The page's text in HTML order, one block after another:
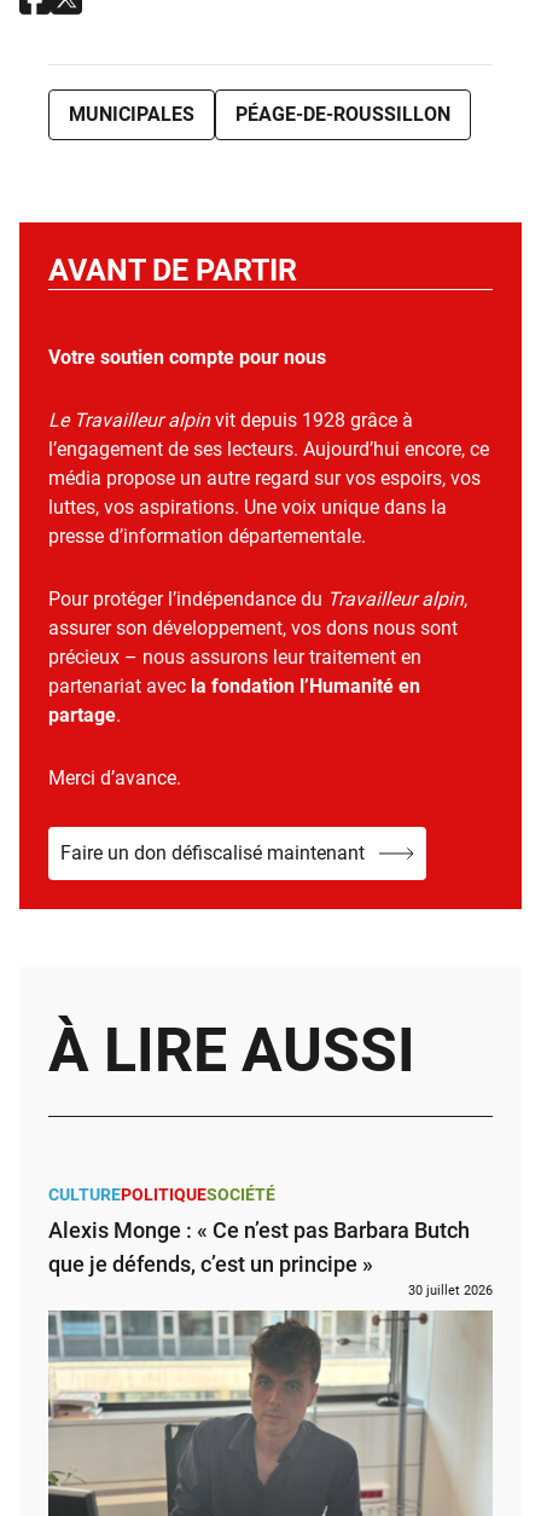
MUNICIPALES PÉAGE-DE-ROUSSILLON
AVANT DE PARTIR
Votre soutien compte pour nous
Le Travailleur alpinvit depuis 1928 grâce à
l’engagement de ses lecteurs. Aujourd’hui encore, ce
média propose un autre regard sur vos espoirs, vos
luttes, vos aspirations. Une voix unique dans la
presse d’information départementale.
Pour protéger l’indépendance du Travailleur alpin,
assurer son développement, vos dons nous sont
précieux – nous assurons leur traitement en
partenariat avec la fondation l’Humanité en
partage.
Merci d’avance.
Faire un don défiscalisé maintenant
À LIRE AUSSI
CULTUREPOLITIQUESOCIÉTÉ
Alexis Monge : « Ce n’est pas Barbara Butch
que je défends, c’est un principe »
30 juillet 2026